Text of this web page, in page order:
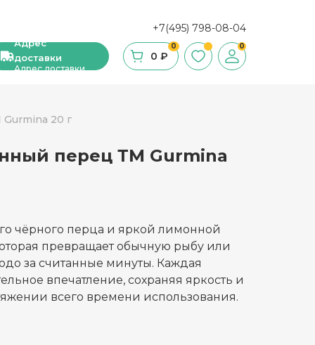
+7(495) 798-08-04
Адрес
доставки
Адрес доставки
0
0 ₽
0
20 г
перец ТМ Gurmina
чёрного перца и яркой лимонной
превращает обычную рыбу или
за считанные минуты. Каждая
впечатление, сохраняя яркость и
всего времени использования.
сухие завтраки, мюсли
масло
и уксус